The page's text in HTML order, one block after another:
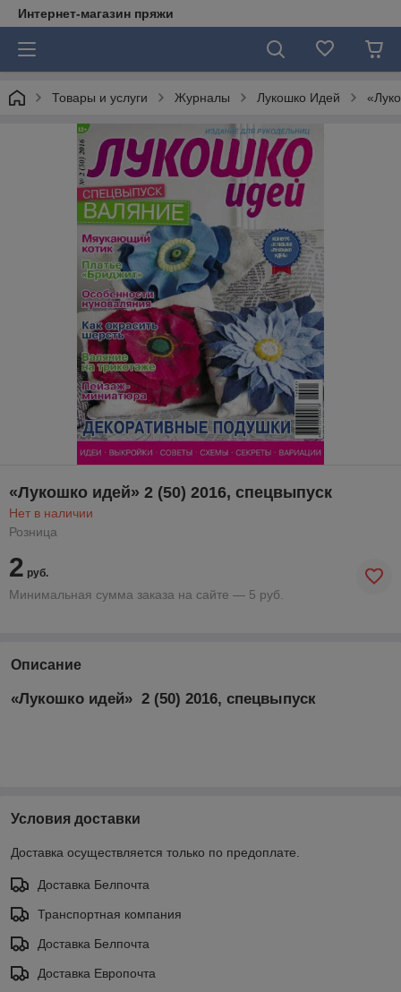
Интернет-магазин пряжи
Товары и услуги Журналы Лукошко Идей
«Лукошко идей» 2 (50) 2016, спецвыпуск
Нет в наличии
Розница
2 руб.
Минимальная сумма заказа на сайте — 5 руб.
Описание
«Лукошко идей» 2 (50) 2016, спецвыпуск
Условия доставки
Доставка осуществляется только по предоплате.
Доставка Белпочта
Транспортная компания
Доставка Белпочта
Доставка Европочта